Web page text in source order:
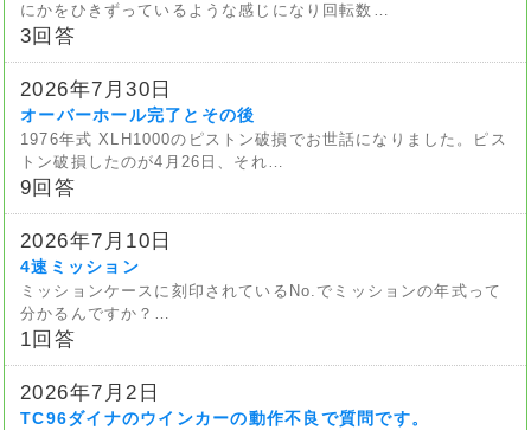
にかをひきずっているような感じになり回転数…
3回答
2026年7月30日
オーバーホール完了とその後
1976年式 XLH1000のピストン破損でお世話になりました。ピス
トン破損したのが4月26日、それ…
9回答
2026年7月10日
4速ミッション
ミッションケースに刻印されているNo.でミッションの年式って
分かるんですか？…
1回答
2026年7月2日
TC96ダイナのウインカーの動作不良で質問です。